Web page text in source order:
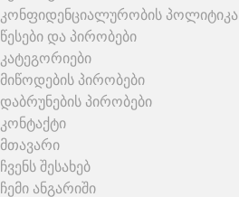
კონფიდენციალურობის პოლიტიკა
წესები და პირობები
კატეგორიები
მიწოდების პირობები
დაბრუნების პირობები
კონტაქტი
მთავარი
ჩვენს შესახებ
ჩემი ანგარიში